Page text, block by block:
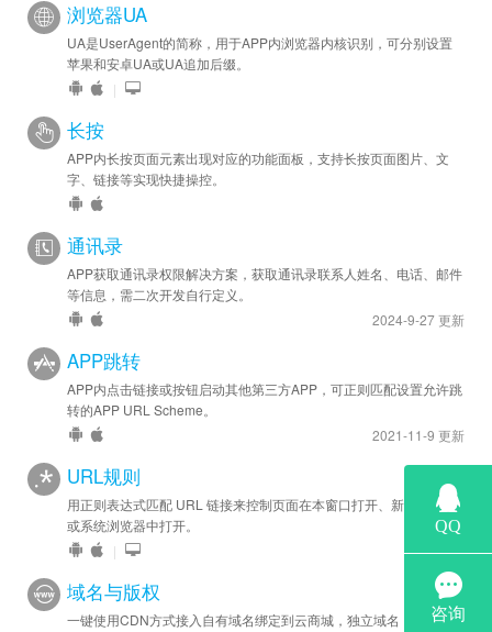
浏览器UA
UA是UserAgent的简称，用于APP内浏览器内核识别，可分别设置
苹果和安卓UA或UA追加后缀。
|
长按
APP内长按页面元素出现对应的功能面板，支持长按页面图片、文
字、链接等实现快捷操控。
通讯录
APP获取通讯录权限解决方案，获取通讯录联系人姓名、电话、邮件
等信息，需二次开发自行定义。
2024-9-27 更新
APP跳转
APP内点击链接或按钮启动其他第三方APP，可正则匹配设置允许跳
转的APP URL Scheme。
2021-11-9 更新
URL规则
用正则表达式匹配 URL 链接来控制页面在本窗口打开、新窗口打开
或系统浏览器中打开。
|
域名与版权
一键使用CDN方式接入自有域名绑定到云商城，独立域名，可自定